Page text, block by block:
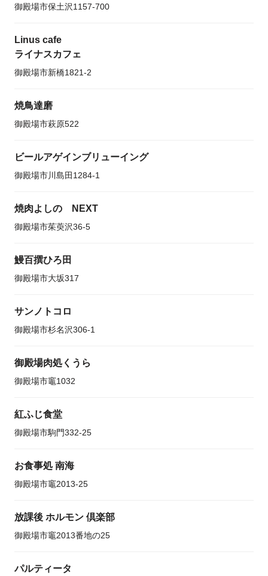
御殿場市保土沢1157-700
Linus cafe
ライナスカフェ
御殿場市新橋1821-2
焼鳥達磨
御殿場市萩原522
ビールアゲインブリューイング
御殿場市川島田1284-1
焼肉よしの NEXT
御殿場市茱萸沢36-5
鰻百撰ひろ田
御殿場市大坂317
サンノトコロ
御殿場市杉名沢306-1
御殿場肉処くうら
御殿場市竈1032
紅ふじ食堂
御殿場市駒門332-25
お食事処 南海
御殿場市竈2013-25
放課後 ホルモン 倶楽部
御殿場市竈2013番地の25
パルティータ